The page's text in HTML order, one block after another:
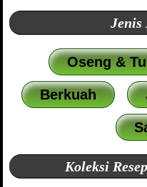
Jenis
Oseng &
Berkuah
Koleksi